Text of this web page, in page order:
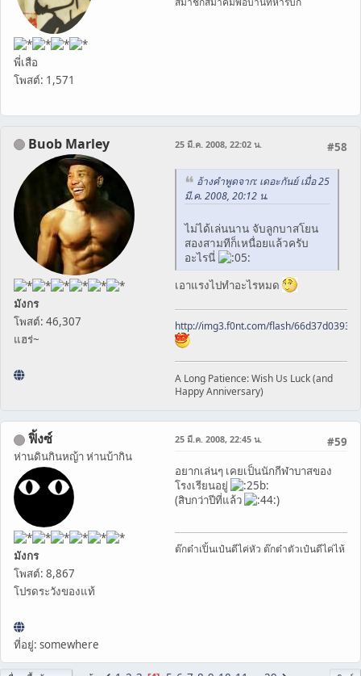
พี่เสือ
โพสต์: 1,571
Buob Marley
มังกร
โพสต์: 46,307
แฮร่~
#58
25 มี.ค. 2008, 22:02 น.
อ้างคำพูดจาก: เดอะกันย์ เมื่อ 25
มี.ค. 2008, 20:12 น.
ไม่ได้เล่นนาน จับลูกบาสโยน
สองสามทีก็เหนื่อยแล้วครับ
อะไรนี่
เอาแรงไปทำอะไรหมด
http://img3.f0nt.com/flash/
A Long Patience: Wish Us Luck (and
Happy Anniversary)
ฟิ้งซ์
ห่านดินกินหญ้า ห่านบ้ากิน
มังกร
โพสต์: 8,867
โปรดระวังของแท้
ที่อยู่: somewhere
#59
25 มี.ค. 2008, 22:45 น.
อยากเล่นๆ เคยเป็นนักกีฬาบาสของ
โรงเรียนอยู่
(สิบกว่าปีที่แล้ว
)
ต๊กต๋าเปิ้นเป๋นดีไค่หัว ต๊กต๋าตัวเป๋นดีไค่ไห้